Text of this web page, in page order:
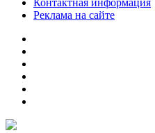
Контактная информация
Реклама на сайте